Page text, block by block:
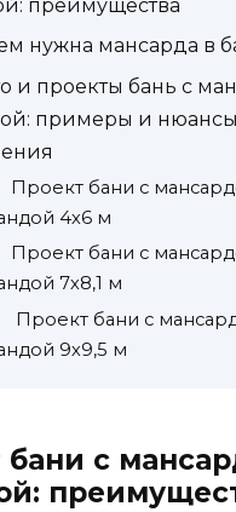
преимущества
нужна мансарда в
и проекты бань с
примеры и
Проект бани с
4х6 м
Проект бани с
7х8,1 м
Проект бани с
9х9,5 м
бани с